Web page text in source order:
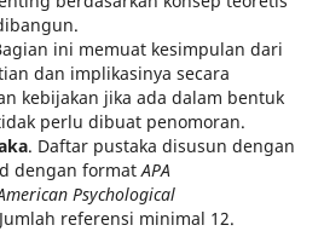
ini memuat kesimpulan dari
dan implikasinya secara
kebijakan jika ada dalam bentuk
perlu dibuat penomoran.
. Daftar pustaka disusun dengan
dengan formatAPA
Psychological
Jumlah referensi minimal 12.